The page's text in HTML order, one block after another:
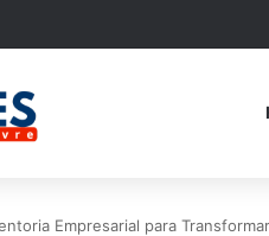
Empresarial para